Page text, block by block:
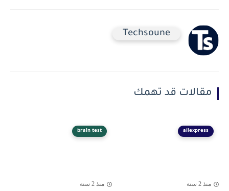
Techsoune
مقالات قد تهمك
aliexpress
منذ 2 سنة
brain test
منذ 2 سنة